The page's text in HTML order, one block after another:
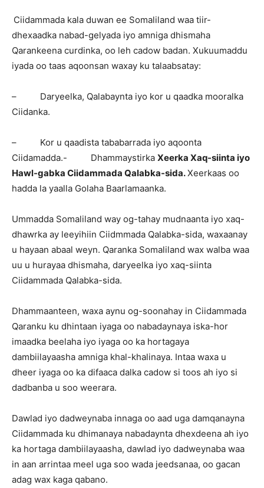
Ciidammada kala duwan ee Somaliland waa tiir-
dhexaadka nabad-gelyada iyo amniga dhismaha
Qarankeena curdinka, oo leh cadow badan. Xukuumaddu
iyada oo taas aqoonsan waxay ku talaabsatay:
– Daryeelka, Qalabaynta iyo kor u qaadka mooralka
Ciidanka.
– Kor u qaadista tababarrada iyo aqoonta
Ciidamadda.- Dhammaystirka Xeerka Xaq-siinta iyo
Hawl-gabka Ciidammada Qalabka-sida.Xeerkaas oo
hadda la yaalla Golaha Baarlamaanka.
Ummadda Somaliland way og-tahay mudnaanta iyo xaq-
dhawrka ay leeyihiin Ciidmmada Qalabka-sida, waxaanay
u hayaan abaal weyn. Qaranka Somaliland wax walba waa
uu u hurayaa dhismaha, daryeelka iyo xaq-siinta
Ciidammada Qalabka-sida.
Dhammaanteen, waxa aynu og-soonahay in Ciidammada
Qaranku ku dhintaan iyaga oo nabadaynaya iska-hor
imaadka beelaha iyo iyaga oo ka hortagaya
dambiilayaasha amniga khal-khalinaya. Intaa waxa u
dheer iyaga oo ka difaaca dalka cadow si toos ah iyo si
dadbanba u soo weerara.
Dawlad iyo dadweynaba innaga oo aad uga damqanayna
Ciidammada ku dhimanaya nabadaynta dhexdeena ah iyo
ka hortaga dambiilayaasha, dawlad iyo dadweynaba waa
in aan arrintaa meel uga soo wada jeedsanaa, oo gacan
adag wax kaga qabano.